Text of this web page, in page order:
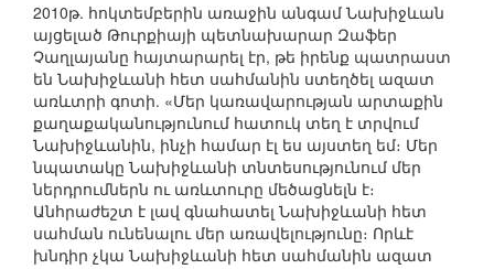
2010թ. հոկտեմբերին առաջին անգամ Նախիջևան
այցելած Թուրքիայի պետնախարար Զաֆեր
Չաղլայանը հայտարարել էր, թե իրենք պատրաստ
են Նախիջևանի հետ սահմանին ստեղծել ազատ
առևտրի գոտի. «Մեր կառավարության արտաքին
քաղաքականությունում հատուկ տեղ է տրվում
Նախիջևանին, ինչի համար էլ ես այստեղ եմ։ Մեր
նպատակը Նախիջևանի տնտեսությունում մեր
ներդրումներն ու առևտուրը մեծացնելն է։
Անհրաժեշտ է լավ գնահատել Նախիջևանի հետ
սահման ունենալու մեր առավելությունը։ Որևէ
խնդիր չկա Նախիջևանի հետ սահմանին ազատ